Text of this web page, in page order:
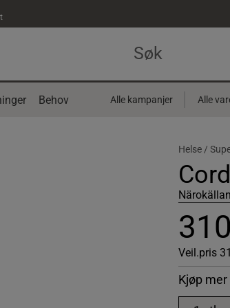
Behov Alle kampanjer Alle
Helse /
Närokällan
Veil.pris
Kjøp mer